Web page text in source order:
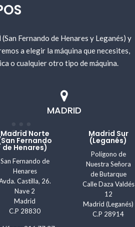
Fernando de Henares y Leganés) y
a elegir la máquina que necesites,
o cualquier otro tipo de máquina.
MADRID
Madrid Norte
Fernando
de Henares)
San Fernando de
Henares
Castilla, 26.
Nave 2
Madrid
C.P 28830
Madrid Sur
(Leganés)
Polígono de
Nuestra Señora
de Butarque
Calle Daza Valdés
12
Madrid (Leganés)
C.P 28914